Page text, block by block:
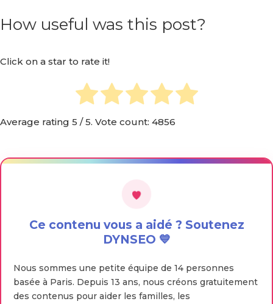
How useful was this post?
Click on a star to rate it!
Average rating 5 / 5. Vote count: 4856
Ce contenu vous a aidé ? Soutenez
DYNSEO 💙
Nous sommes une petite équipe de 14 personnes
basée à Paris. Depuis 13 ans, nous créons gratuitement
des contenus pour aider les familles, les